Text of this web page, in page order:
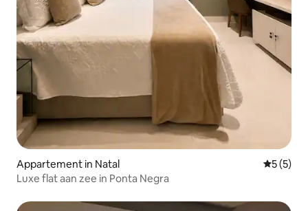
Appartement in Natal
5 (5)
Luxe flat aan zee in Ponta Negra